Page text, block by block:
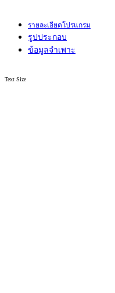
รายละเอียดโปรแกรม
รูปประกอบ
ข้อมูลจำเพาะ
Text Size